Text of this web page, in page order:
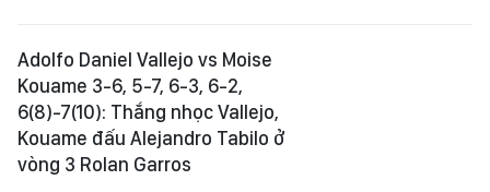
Adolfo Daniel Vallejo vs Moise
Kouame 3-6, 5-7, 6-3, 6-2,
6(8)-7(10): Thắng nhọc Vallejo,
Kouame đấu Alejandro Tabilo ở
vòng 3 Rolan Garros